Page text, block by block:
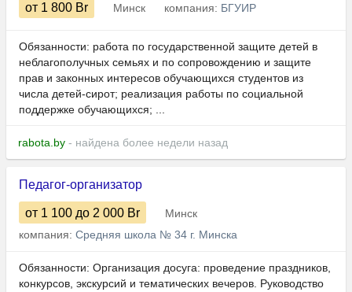
от 1 800 Br Минск компания: БГУИР
Обязанности: работа по государственной защите детей в
неблагополучных семьях и по сопровождению и защите
прав и законных интересов обучающихся студентов из
числа детей-сирот; реализация работы по социальной
поддержке обучающихся; ...
rabota.by - найдена более недели назад
Педагог-организатор
от 1 100 до 2 000 Br
Минск
компания: Средняя школа № 34 г. Минска
Обязанности: Организация досуга: проведение праздников,
конкурсов, экскурсий и тематических вечеров. Руководство